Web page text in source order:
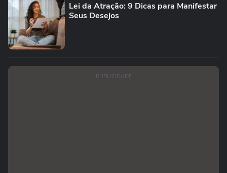
Lei da Atração: 9 Dicas para Manifestar
Seus Desejos
PUBLICIDADE